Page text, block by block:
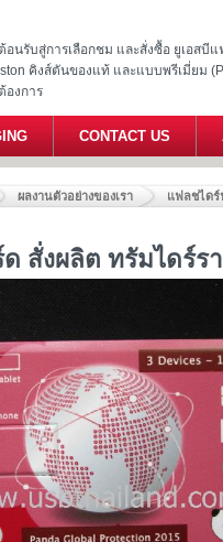
อนรับสู่การเลือกชม และสั่งซื้อ ยูเอสบี
คิงส์ตันของแท้ และแบบพรีเมี่ยม
องการ
CONTACT US
ผลงานตัวอย่างของเรา แฟลชไดร์
สั่งผลิต ทรัมไดร์ร